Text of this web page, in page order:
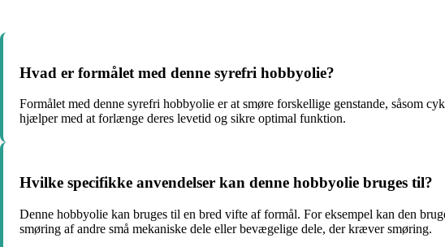
Hvad er formålet med denne syrefri hobbyolie?
Formålet med denne syrefri hobbyolie er at smøre forskellige genstande, såsom
hjælper med at forlænge deres levetid og sikre optimal funktion.
Hvilke specifikke anvendelser kan denne hobbyolie bruges til?
Denne hobbyolie kan bruges til en bred vifte af formål. For eksempel kan den
smøring af andre små mekaniske dele eller bevægelige dele, der kræver smøring.